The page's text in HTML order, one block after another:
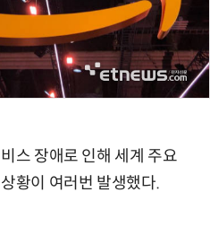
스 장애로 인해 세계 주요
황이 여러번 발생했다.